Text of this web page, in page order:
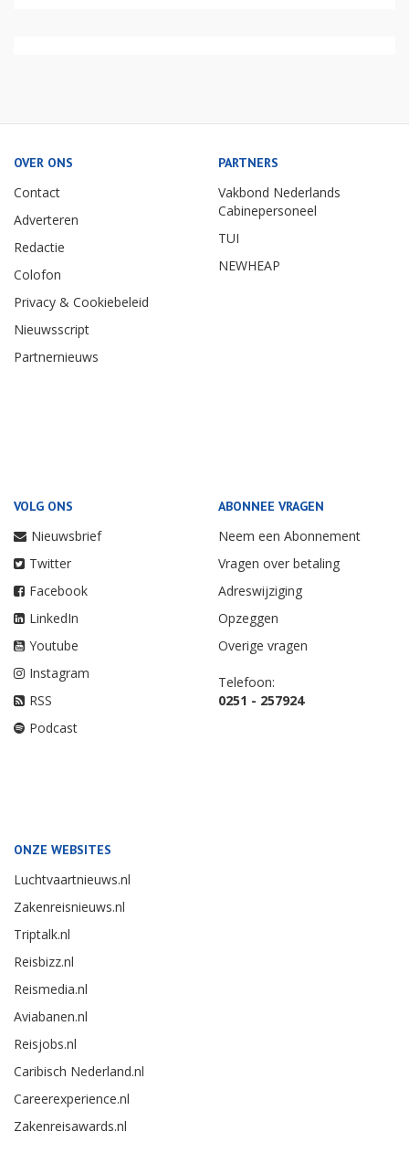
OVER ONS
Contact
Adverteren
Redactie
Colofon
Privacy & Cookiebeleid
Nieuwsscript
Partnernieuws
PARTNERS
Vakbond Nederlands
Cabinepersoneel
TUI
NEWHEAP
VOLG ONS
Nieuwsbrief
Twitter
Facebook
LinkedIn
Youtube
Instagram
RSS
Podcast
ABONNEE VRAGEN
Neem een Abonnement
Vragen over betaling
Adreswijziging
Opzeggen
Overige vragen
Telefoon:
0251 - 257924
ONZE WEBSITES
Luchtvaartnieuws.nl
Zakenreisnieuws.nl
Triptalk.nl
Reisbizz.nl
Reismedia.nl
Aviabanen.nl
Reisjobs.nl
Caribisch Nederland.nl
Careerexperience.nl
Zakenreisawards.nl